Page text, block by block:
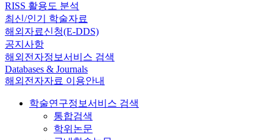
RISS 활용도 분석
최신/인기 학술자료
해외자료신청(E-DDS)
공지사항
해외전자정보서비스 검색
Databases & Journals
해외전자자료 이용안내
학술연구정보서비스 검색
통합검색
학위논문